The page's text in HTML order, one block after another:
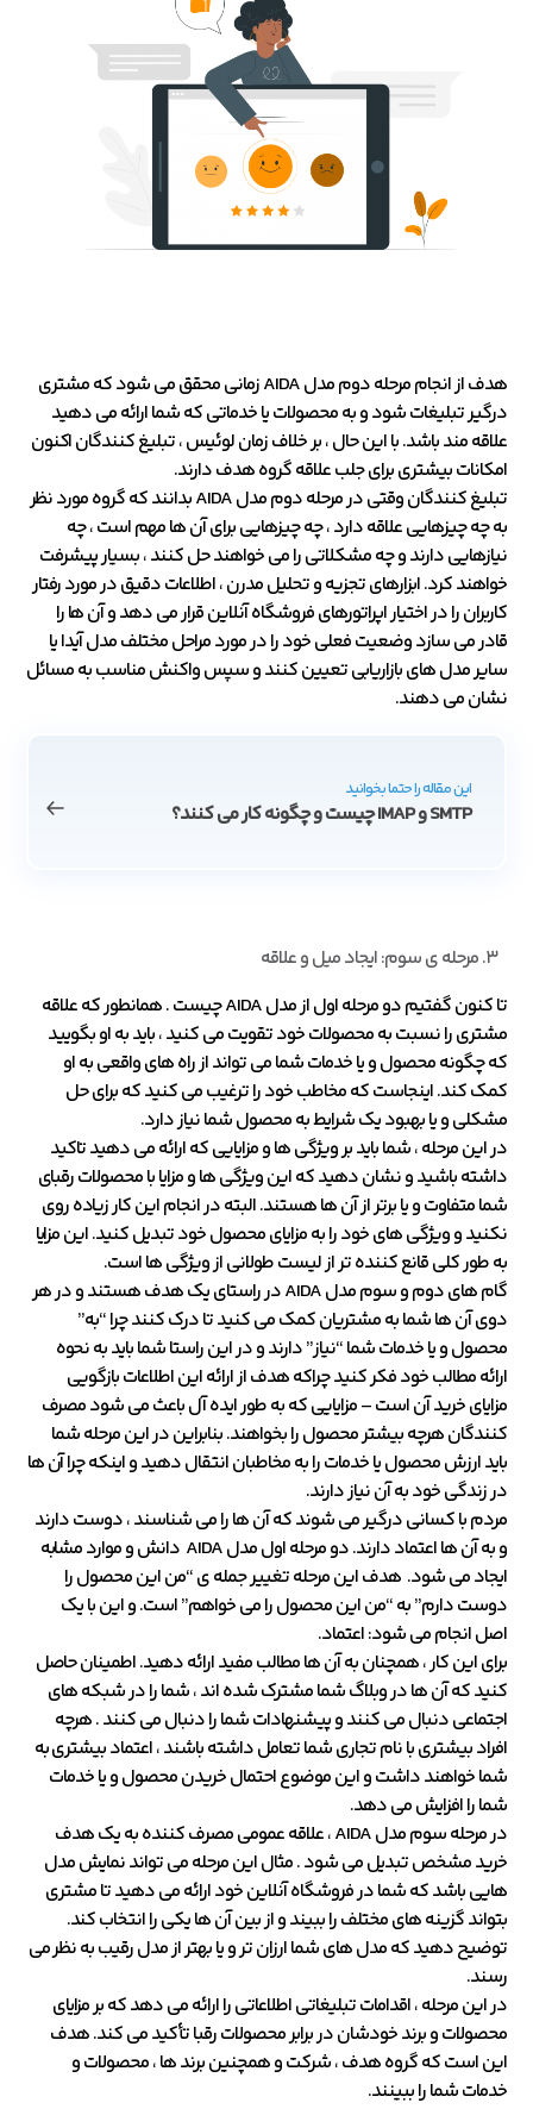
هدف از انجام مرحله دوم مدل AIDA زمانی محقق می شود که مشتری
درگیر تبلیغات شود و به محصولات یا خدماتی که شما ارائه می دهید
علاقه مند باشد. با این حال ، بر خلاف زمان لوئیس ، تبلیغ کنندگان اکنون
امکانات بیشتری برای جلب علاقه گروه هدف دارند.
تبلیغ کنندگان وقتی در مرحله دوم مدل AIDA بدانند که گروه مورد نظر
به چه چیزهایی علاقه دارد ، چه چیزهایی برای آن ها مهم است ، چه
نیازهایی دارند و چه مشکلاتی را می خواهند حل کنند ، بسیار پیشرفت
خواهند کرد. ابزارهای تجزیه و تحلیل مدرن ، اطلاعات دقیق در مورد رفتار
کاربران را در اختیار اپراتورهای فروشگاه آنلاین قرار می دهد و آن ها را
قادر می سازد وضعیت فعلی خود را در مورد مراحل مختلف مدل آیدا یا
سایر مدل های بازاریابی تعیین کنند و سپس واکنش مناسب به مسائل
نشان می دهند.
این مقاله را حتما بخوانید
SMTP و IMAP چیست و چگونه کار می کنند؟
مرحله ی سوم: ایجاد میل و علاقه
تا کنون گفتیم دو مرحله اول از مدل AIDA چیست . همانطور که علاقه
مشتری را نسبت به محصولات خود تقویت می کنید ، باید به او بگویید
که چگونه محصول و یا خدمات شما می تواند از راه های واقعی به او
کمک کند. اینجاست که مخاطب خود را ترغیب می کنید که برای حل
مشکلی و یا بهبود یک شرایط به محصول شما نیاز دارد.
در این مرحله ، شما باید بر ویژگی ها و مزایایی که ارائه می دهید تاکید
داشته باشید و نشان دهید که این ویژگی ها و مزایا با محصولات رقبای
شما متفاوت و یا برتر از آن ها هستند. البته در انجام این کار زیاده روی
نکنید و ویژگی های خود را به مزایای محصول خود تبدیل کنید. این مزایا
به طور کلی قانع کننده تر از لیست طولانی از ویژگی ها است.
گام های دوم و سوم مدل AIDA در راستای یک هدف هستند و در هر
دوی آن ها شما به مشتریان کمک می کنید تا درک کنند چرا “به”
محصول و یا خدمات شما “نیاز” دارند و در این راستا شما باید به نحوه
ارائه مطالب خود فکر کنید چراکه هدف از ارائه این اطلاعات بازگویی
مزایای خرید آن است – مزایایی که به طور ایده آل باعث می شود مصرف
کنندگان هرچه بیشتر محصول را بخواهند. بنابراین در این مرحله شما
باید ارزش محصول یا خدمات را به مخاطبان انتقال دهید و اینکه چرا آن ها
در زندگی خود به آن نیاز دارند.
مردم با کسانی درگیر می شوند که آن ها را می شناسند ، دوست دارند
و به آن ها اعتماد دارند. دو مرحله اول مدل AIDA دانش و موارد مشابه
ایجاد می شود. هدف این مرحله تغییر جمله ی “من این محصول را
دوست دارم” به “من این محصول را می خواهم” است. و این با یک
اصل انجام می شود: اعتماد.
برای این کار ، همچنان به آن ها مطالب مفید ارائه دهید. اطمینان حاصل
کنید که آن ها در وبلاگ شما مشترک شده اند ، شما را در شبکه های
اجتماعی دنبال می کنند و پیشنهادات شما را دنبال می کنند . هرچه
افراد بیشتری با نام تجاری شما تعامل داشته باشند ، اعتماد بیشتری به
شما خواهند داشت و این موضوع احتمال خریدن محصول و یا خدمات
شما را افزایش می دهد.
در مرحله سوم مدل AIDA ، علاقه عمومی مصرف کننده به یک هدف
خرید مشخص تبدیل می شود . مثال این مرحله می تواند نمایش مدل
هایی باشد که شما در فروشگاه آنلاین خود ارائه می دهید تا مشتری
بتواند گزینه های مختلف را ببیند و از بین آن ها یکی را انتخاب کند.
توضیح دهید که مدل های شما ارزان تر و یا بهتر از مدل رقیب به نظر می
رسند.
در این مرحله ، اقدامات تبلیغاتی اطلاعاتی را ارائه می دهد که بر مزایای
محصولات و برند خودشان در برابر محصولات رقبا تأکید می کند. هدف
این است که گروه هدف ، شرکت و همچنین برند ها ، محصولات و
خدمات شما را ببینند.